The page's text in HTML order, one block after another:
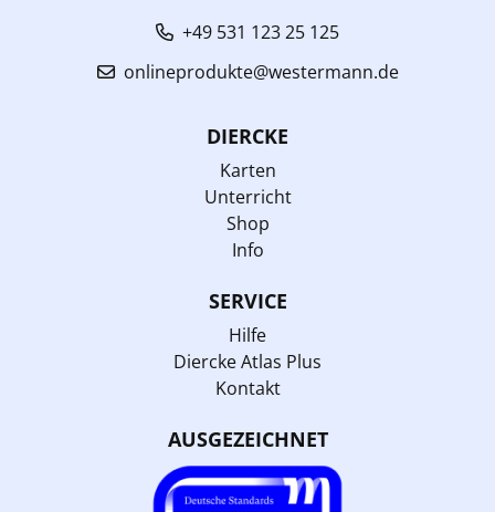
+49 531 123 25 125
onlineprodukte@westermann.de
DIERCKE
Karten
Unterricht
Shop
Info
SERVICE
Hilfe
Diercke Atlas Plus
Kontakt
AUSGEZEICHNET